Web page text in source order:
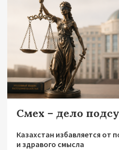
Смех – дело
Казахстан избавляется от
и здравого смысла